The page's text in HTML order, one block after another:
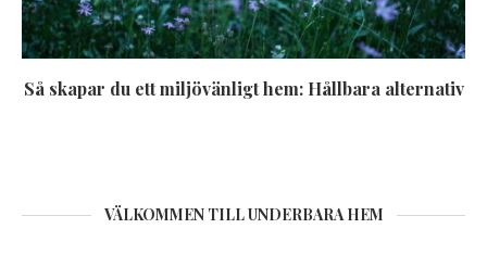
Så skapar du ett miljövänligt hem: Hållbara alternativ
VÄLKOMMEN TILL UNDERBARA HEM